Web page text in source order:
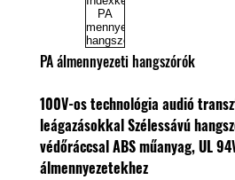
PA álmennyezeti hangszórók
100V-os technológia audió
leágazásokkalSzélessávú
védőráccsalABS műanyag, UL
álmennyezetekhez